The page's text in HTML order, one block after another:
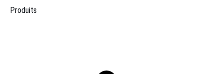
Produits